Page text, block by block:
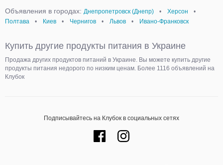
Объявления в городах: Днепропетровск (Днепр) • Херсон
•
Полтава
• Киев • Чернигов • Львов • Ивано-Франковск
Купить другие продукты питания в Украине
Продажа других продуктов питаний в Украине. Вы можете купить другие
продукты питания недорого по низким ценам. Более 1116 объявлений на
Клубок
Подписывайтесь на Клубок в социальных сетях